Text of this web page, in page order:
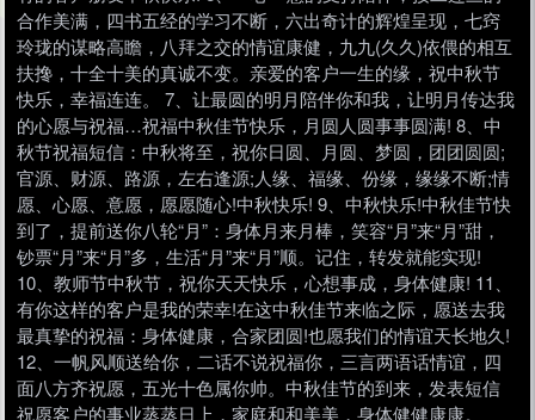
合作美满，四书五经的学习不断，六出奇计的辉煌呈现，七窍
玲珑的谋略高瞻，八拜之交的情谊康健，九九(久久)依偎的相互
扶搀，十全十美的真诚不变。亲爱的客户一生的缘，祝中秋节
快乐，幸福连连。 7、让最圆的明月陪伴你和我，让明月传达我
的心愿与祝福…祝福中秋佳节快乐，月圆人圆事事圆满! 8、中
秋节祝福短信：中秋将至，祝你日圆、月圆、梦圆，团团圆圆;
官源、财源、路源，左右逢源;人缘、福缘、份缘，缘缘不断;情
愿、心愿、意愿，愿愿随心!中秋快乐! 9、中秋快乐!中秋佳节快
到了，提前送你八轮“月”：身体月来月棒，笑容“月”来“月”甜，
钞票“月”来“月”多，生活“月”来“月”顺。记住，转发就能实现!
10、教师节中秋节，祝你天天快乐，心想事成，身体健康! 11、
有你这样的客户是我的荣幸!在这中秋佳节来临之际，愿送去我
最真挚的祝福：身体健康，合家团圆!也愿我们的情谊天长地久!
12、一帆风顺送给你，二话不说祝福你，三言两语话情谊，四
面八方齐祝愿，五光十色属你帅。中秋佳节的到来，发表短信
祝愿客户的事业蒸蒸日上，家庭和和美美，身体健健康康。